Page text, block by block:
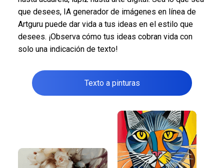
que desees, IA generador de imágenes en línea de
Artguru puede dar vida a tus ideas en el estilo que
desees. ¡Observa cómo tus ideas cobran vida con
solo una indicación de texto!
Texto a pinturas